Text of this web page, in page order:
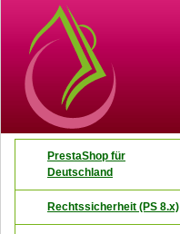
PrestaShop für
Deutschland
Rechtssicherheit (PS 8.x)